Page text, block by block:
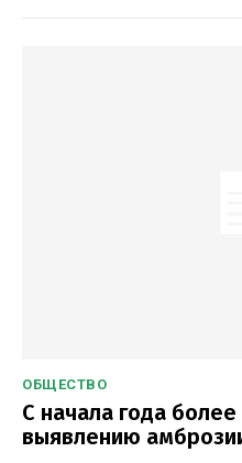
ОБЩЕСТВО
С начала года
выявлению